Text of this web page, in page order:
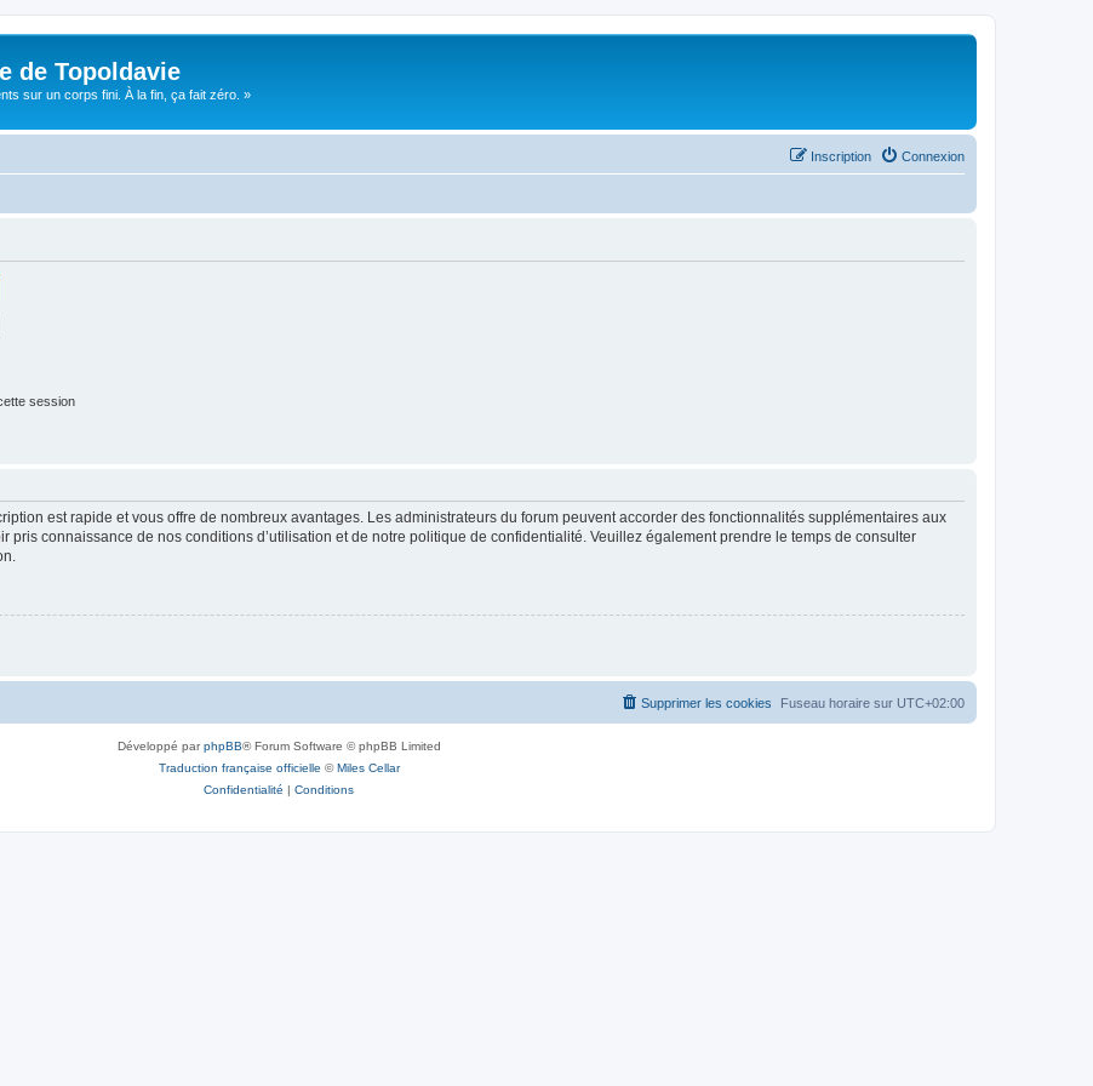
de Topoldavie
sur un corps fini. À la fin, ça fait zéro. »
Connexion
Inscription
session
est rapide et vous offre de nombreux avantages. Les administrateurs du forum peuvent accorder des fonctionnalités supplémentaires aux
pris connaissance de nos conditions d’utilisation et de notre politique de confidentialité. Veuillez également prendre le temps de consulter
Fuseau horaire sur UTC+02:00
Supprimer les cookies
Développé parphpBB® Forum Software © phpBB Limited
Traduction française officielle ©Miles Cellar
Confidentialité | Conditions